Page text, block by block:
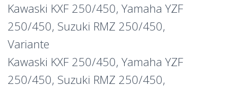
Kawaski KXF 250/450, Yamaha YZF
250/450, Suzuki RMZ 250/450,
Variante
Kawaski KXF 250/450, Yamaha YZF
250/450, Suzuki RMZ 250/450,